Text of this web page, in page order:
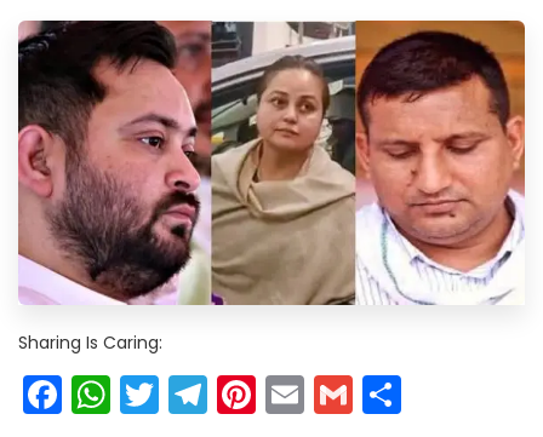
Sharing Is Caring:
Facebook
WhatsApp
Twitter
Telegram
Pinterest
EmailGmail